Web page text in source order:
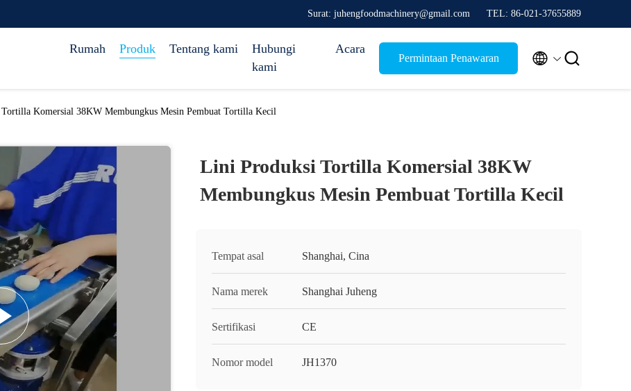
Surat: juhengfoodmachinery@gmail.com TEL: 86-021-37655889
Rumah Produk Tentang kami
Hubungi
kami
Acara
Permintaan Penawaran  
Komersial 38KW Membungkus Mesin Pembuat Tortilla Kecil
Lini Produksi Tortilla Komersial 38KW
Membungkus Mesin Pembuat Tortilla Kecil
Tempat asal Shanghai, Cina
Nama merek Shanghai Juheng
Sertifikasi CE
Nomor model JH1370